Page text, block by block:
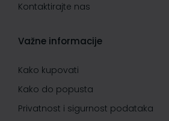
Kontaktirajte nas
Važne informacije
Kako kupovati
Kako do popusta
Privatnost i sigurnost podataka